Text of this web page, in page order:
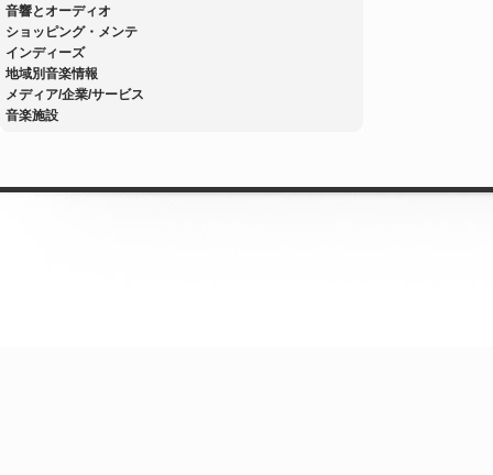
音響とオーディオ
ショッピング・メンテ
インディーズ
地域別音楽情報
メディア/企業/サービス
音楽施設